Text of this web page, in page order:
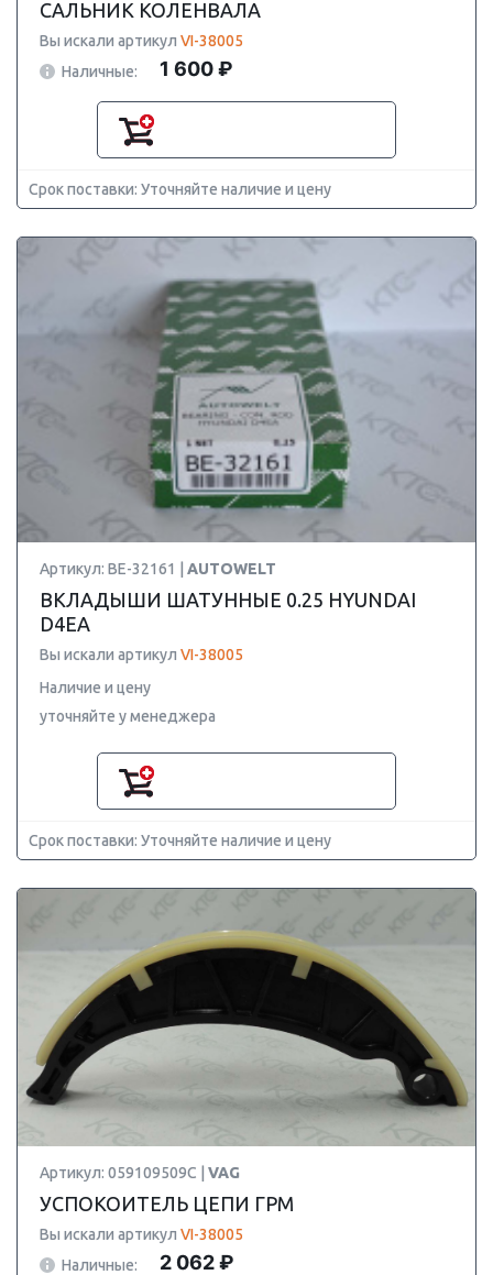
САЛЬНИК КОЛЕНВАЛА
Вы искали артикул VI-38005
Наличные:
1 600 ₽
Срок поставки: Уточняйте наличие и цену
Артикул: BE-32161 | AUTOWELT
ВКЛАДЫШИ ШАТУННЫЕ 0.25 HYUNDAI
D4EA
Вы искали артикул VI-38005
Наличие и цену
уточняйте у менеджера
Срок поставки: Уточняйте наличие и цену
Артикул: 059109509C | VAG
УСПОКОИТЕЛЬ ЦЕПИ ГРМ
Вы искали артикул VI-38005
Наличные:
2 062 ₽